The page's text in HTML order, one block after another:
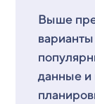
Выше
варианты
данные и